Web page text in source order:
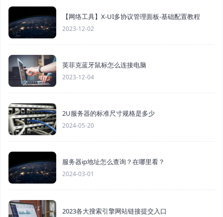
【网络工具】X-UI多协议管理面板-基础配置教程
2023-12-02
英菲克蓝牙鼠标怎么连接电脑
2023-12-04
2U服务器的标准尺寸规格是多少
2024-05-20
服务器ip地址怎么查询？在哪里看？
2024-03-01
2023各大搜索引擎网站链接提交入口